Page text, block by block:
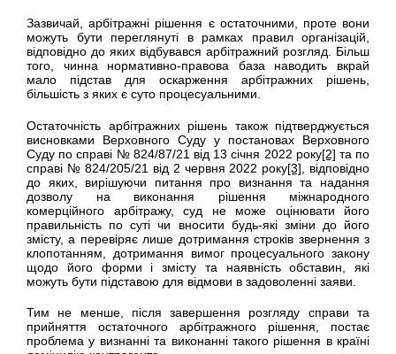
Зазвичай, арбітражні рішення є остаточними, проте вони
можуть бути переглянуті в рамках правил організацій,
відповідно до яких відбувався арбітражний розгляд. Більш
того, чинна нормативно-правова база наводить вкрай
мало підстав для оскарження арбітражних рішень,
більшість з яких є суто процесуальними.
Остаточність арбітражних рішень також підтверджується
висновками Верховного Суду у постановах Верховного
Суду по справі № 824/87/21 від 13 січня 2022 року[2] та по
справі № 824/205/21 від 2 червня 2022 року[3] , відповідно
до яких, вирішуючи питання про визнання та надання
дозволу на виконання рішення міжнародного
комерційного арбітражу, суд не може оцінювати його
правильність по суті чи вносити будь-які зміни до його
змісту, а перевіряє лише дотримання строків звернення з
клопотанням, дотримання вимог процесуального закону
щодо його форми і змісту та наявність обставин, які
можуть бути підставою для відмови в задоволенні заяви.
Тим не менше, після завершення розгляду справи та
прийняття остаточного арбітражного рішення, постає
проблема у визнанні та виконанні такого рішення в країні